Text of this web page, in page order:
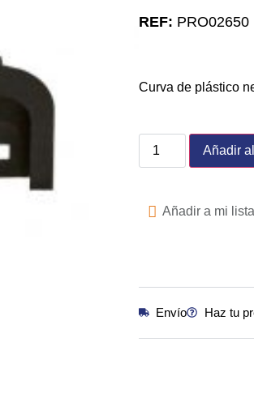
REF: PRO02650
Curva de plástico
Añadir
Añadir a mi
Envío Haz tu